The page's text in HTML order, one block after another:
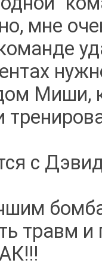
мне
Миши,
с
травм